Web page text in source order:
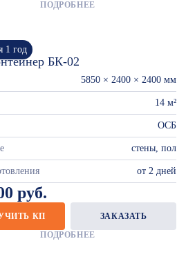
ПОДРОБНЕЕ
1 год
БК-02
5850 × 2400 × 2400 мм
14 м²
ОСБ
стены, пол
от 2 дней
руб.
КП
ЗАКАЗАТЬ
ПОДРОБНЕЕ